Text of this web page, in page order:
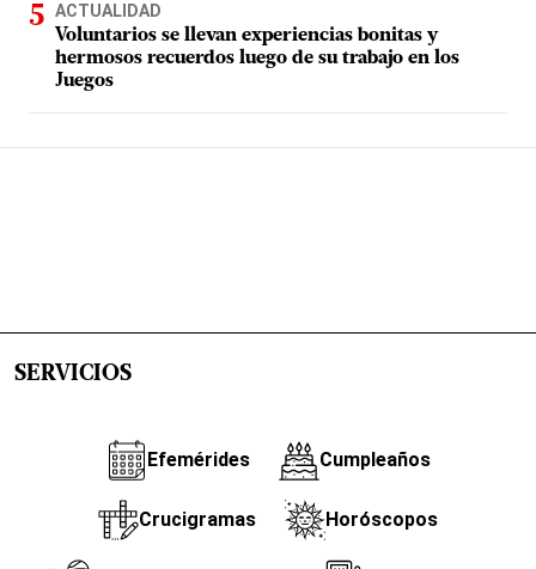
ACTUALIDAD
Voluntarios se llevan experiencias bonitas y
hermosos recuerdos luego de su trabajo en los
Juegos
SERVICIOS
Efemérides Cumpleaños
Crucigramas Horóscopos